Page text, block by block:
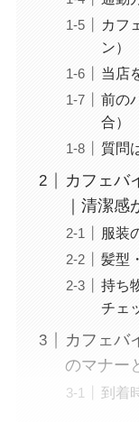
カフ
ン）
当店
前の
合）
質問
カフェバ
｜清潔感
服装
髪型
持ち
チェ
カフェバ
のマナー
到着